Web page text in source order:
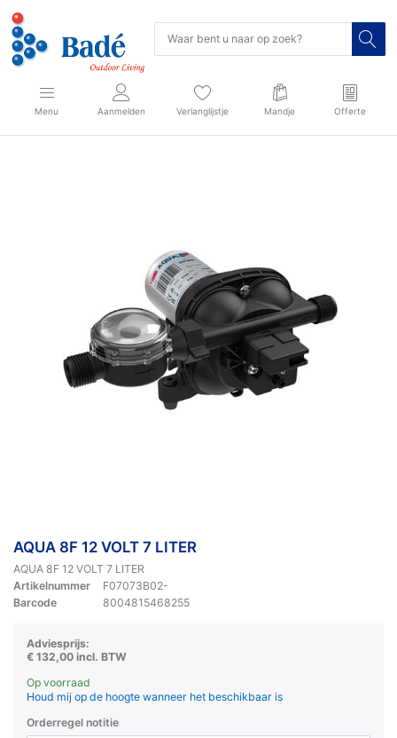
Menu Aanmelden Verlanglijstje Mandje Offerte
AQUA 8F 12 VOLT 7 LITER
AQUA 8F 12 VOLT 7 LITER
Artikelnummer
F07073B02-
Barcode
8004815468255
Adviesprijs:
€ 132,00 incl. BTW
Op voorraad
Houd mij op de hoogte wanneer het beschikbaar is
Orderregel notitie